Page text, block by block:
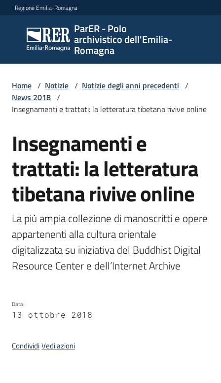
Vai al contenuto
Vai alla navigazione
Vai al footer
Regione Emilia-Romagna
ParER - Polo
archivistico dell'Emilia-
Romagna
ParER -
Polo
archivistico
Romagna
archivistico
Archivio
storico
Conservazione
Argomenti
Home / Notizie / Notizie degli anni precedenti /
News 2018 /
Insegnamenti e trattati: la letteratura tibetana rivive online
Salta al contenuto
Insegnamenti e
trattati: la letteratura
tibetana rivive online
La più ampia collezione di manoscritti e opere
appartenenti alla cultura orientale
digitalizzata su iniziativa del Buddhist Digital
Resource Center e dell’Internet Archive
Data:
13 ottobre 2018
CondividiVedi azioni